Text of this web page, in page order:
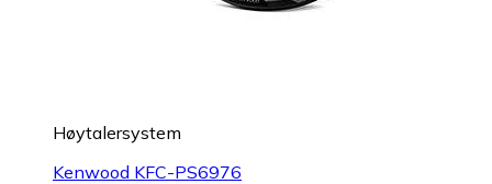
Høytalersystem
Kenwood KFC-PS6976